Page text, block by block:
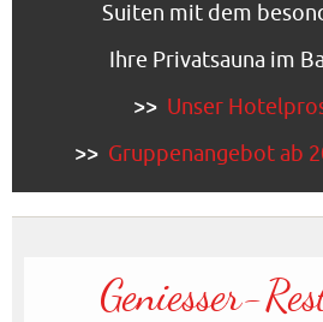
Suiten mit dem
Ihre Privatsauna im
>> Unser
>> Gruppenangebot ab